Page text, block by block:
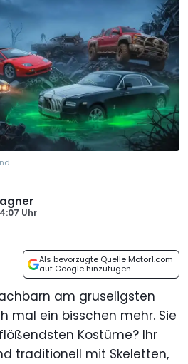
Uhr
Als bevorzugte Quelle Motor1.com
auf Google hinzufügen
am gruseligsten
mal ein bisschen mehr. Sie
Kostüme? Ihr
traditionell mit Skeletten,